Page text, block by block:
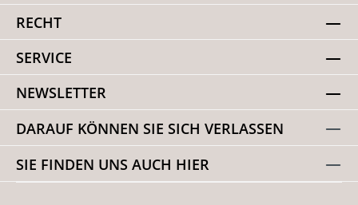
RECHT
SERVICE
NEWSLETTER
DARAUF KÖNNEN SIE SICH VERLASSEN
SIE FINDEN UNS AUCH HIER